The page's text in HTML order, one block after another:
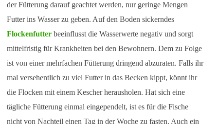
der Fütterung darauf geachtet werden, nur geringe Mengen
Futter ins Wasser zu geben. Auf den Boden sickerndes
Flockenfutter beeinflusst die Wasserwerte negativ und sorgt
mittelfristig für Krankheiten bei den Bewohnern. Dem zu Folge
ist von einer mehrfachen Fütterung dringend abzuraten. Falls ihr
mal versehentlich zu viel Futter in das Becken kippt, könnt ihr
die Flocken mit einem Kescher herausholen. Hat sich eine
tägliche Fütterung einmal eingependelt, ist es für die Fische
nicht von Nachteil einen Tag in der Woche zu fasten. Auch ein